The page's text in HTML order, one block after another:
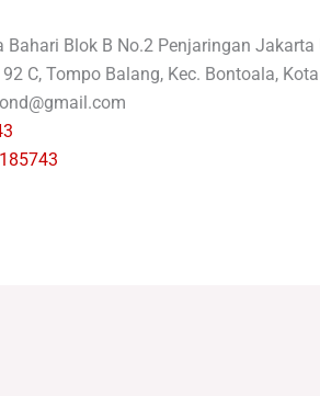
Blok B No.2 Penjaringan Jakarta
C, Tompo Balang, Kec. Bontoala,